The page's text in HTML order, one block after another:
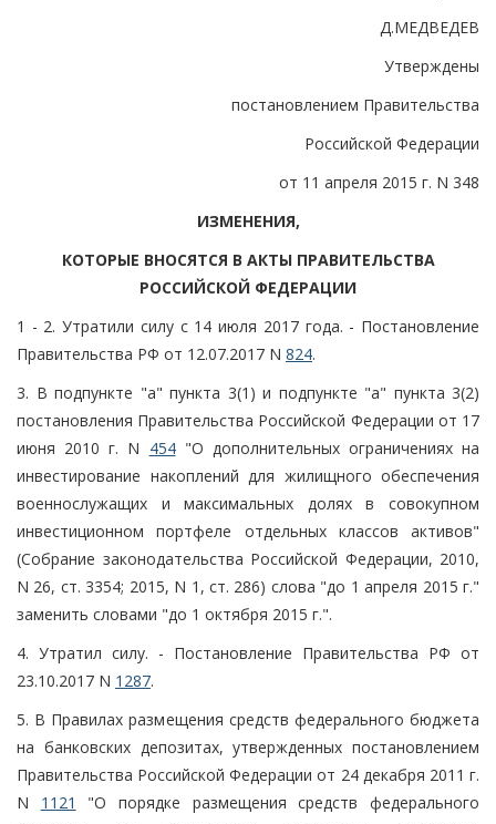
Д.МЕДВЕДЕВ
Утверждены
постановлением Правительства
Российской Федерации
от 11 апреля 2015 г. N 348
ИЗМЕНЕНИЯ,
КОТОРЫЕ ВНОСЯТСЯ В АКТЫ ПРАВИТЕЛЬСТВА
РОССИЙСКОЙ ФЕДЕРАЦИИ
1 - 2. Утратили силу с 14 июля 2017 года. - Постановление
Правительства РФ от 12.07.2017 N 824.
3. В подпункте "а" пункта 3(1) и подпункте "а" пункта 3(2)
постановления Правительства Российской Федерации от 17
июня 2010 г. N 454"О дополнительных ограничениях на
инвестирование накоплений для жилищного обеспечения
военнослужащих и максимальных долях в совокупном
инвестиционном портфеле отдельных классов активов"
(Собрание законодательства Российской Федерации, 2010,
N 26, ст. 3354; 2015, N 1, ст. 286) слова "до 1 апреля 2015 г."
заменить словами "до 1 октября 2015 г.".
4. Утратил силу. - Постановление Правительства РФ от
23.10.2017 N 1287.
5. В Правилах размещения средств федерального бюджета
на банковских депозитах, утвержденных постановлением
Правительства Российской Федерации от 24 декабря 2011 г.
N 1121
"О порядке размещения средств федерального